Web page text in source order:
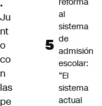
.
Ju
nt
o
co
n
las
pe
al
sistema
de
admisión
escolar:
“El
sistema
actual